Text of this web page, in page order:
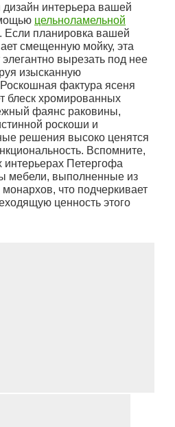
интерьера вашей
цельноламельной
. Если планировка вашей
смещенную мойку, эта
вырезать под нее
изысканную
фактура ясеня
блеск хромированных
фаянс раковины,
роскоши и
решения высоко ценятся
Вспомните,
Петергофа
мебели, выполненные из
что подчеркивает
ценность этого